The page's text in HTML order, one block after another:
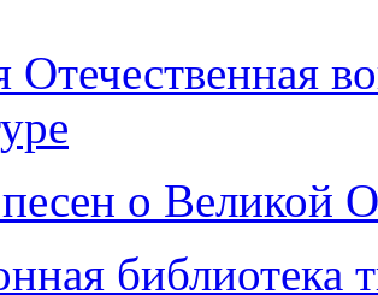
Отечественная
о Великой
библиотека